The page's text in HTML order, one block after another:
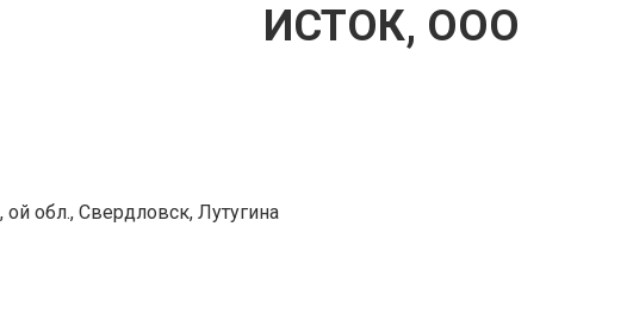
ИСТОК, ООО
ой обл., Свердловск, Лутугина